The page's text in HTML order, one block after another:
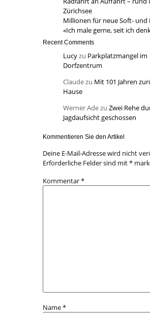
Zürichsee
Millionen für neue Soft- und
«Ich male gerne, seit ich
Recent Comments
Lucyzu Parkplatzmangel im
Dorfzentrum
Claudezu Mit 101 Jahren
Hause
Werner Adezu Zwei Rehe
Jagdaufsicht geschossen
Kommentieren Sie den Artikel
Deine E-Mail-Adresse wird nicht
Erforderliche Felder sind mit*
Kommentar*
Name*